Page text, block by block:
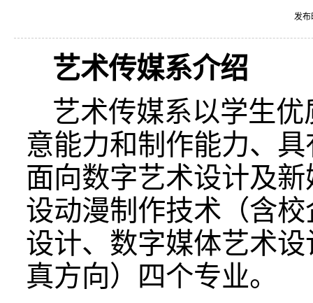
发
艺术传媒系介绍
艺术传媒系以学生
意能力和制作能力、
面向数字艺术设计及
设动漫制作技术（含
设计、数字媒体艺术
真方向）四个专业。